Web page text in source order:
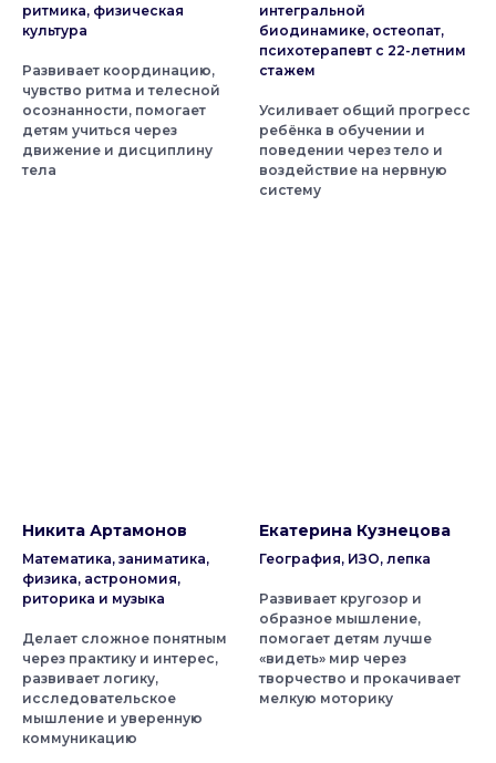
ритмика, физическая
культура
Развивает координацию,
чувство ритма и телесной
осознанности, помогает
детям учиться через
движение и дисциплину
тела
интегральной
биодинамике, остеопат,
психотерапевт с 22-летним
стажем
Усиливает общий прогресс
ребёнка в обучении и
поведении через тело и
воздействие на нервную
систему
Никита Артамонов
Математика, заниматика,
физика, астрономия,
риторика и музыка
Делает сложное понятным
через практику и интерес,
развивает логику,
исследовательское
мышление и уверенную
коммуникацию
Екатерина Кузнецова
География, ИЗО, лепка
Развивает кругозор и
образное мышление,
помогает детям лучше
«видеть» мир через
творчество и прокачивает
мелкую моторику